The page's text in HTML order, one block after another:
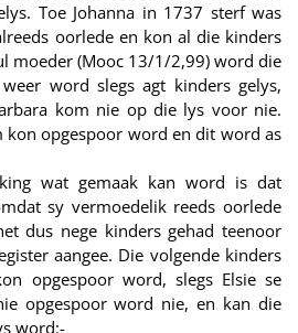
Toe Johanna in 1737 sterf was
oorlede en kon al die kinders
moeder (Mooc 13/1/2,99) word die
word slegs agt kinders gelys,
kom nie op die lys voor nie.
kon opgespoor word en dit word as
wat gemaak kan word is dat
sy vermoedelik reeds oorlede
dus nege kinders gehad teenoor
aangee. Die volgende kinders
opgespoor word, slegs Elsie se
opgespoor word nie, en kan die
word:-